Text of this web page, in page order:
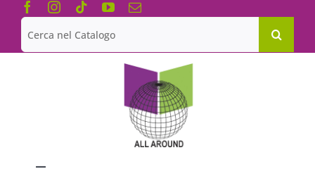
Salta
contenuto
Cerca
per: